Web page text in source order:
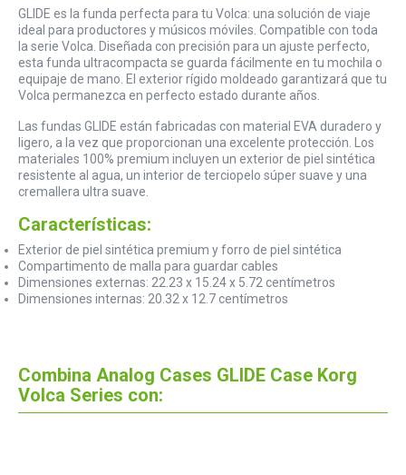
GLIDE es la funda perfecta para tu Volca: una solución de viaje
ideal para productores y músicos móviles. Compatible con toda
la serie Volca. Diseñada con precisión para un ajuste perfecto,
esta funda ultracompacta se guarda fácilmente en tu mochila o
equipaje de mano. El exterior rígido moldeado garantizará que tu
Volca permanezca en perfecto estado durante años.
Las fundas GLIDE están fabricadas con material EVA duradero y
ligero, a la vez que proporcionan una excelente protección. Los
materiales 100% premium incluyen un exterior de piel sintética
resistente al agua, un interior de terciopelo súper suave y una
cremallera ultra suave.
Características:
Exterior de piel sintética premium y forro de piel sintética
Compartimento de malla para guardar cables
Dimensiones externas: 22.23 x 15.24 x 5.72 centímetros
Dimensiones internas: 20.32 x 12.7 centímetros
Combina Analog Cases GLIDE Case Korg
Volca Series con: